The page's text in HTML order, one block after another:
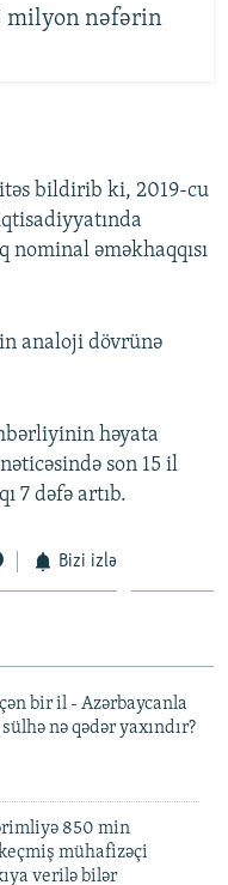
milyon nəfərin
bildirib ki, 2019-cu
nominal əməkhaqqısı
analoji dövrünə
həyata
son 15 il
7 dəfə artıb.
Bizi izlə
bir il - Azərbaycanla
nə qədər yaxındır?
850 min
mühafizəçi
verilə bilər